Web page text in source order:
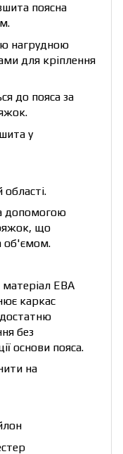
поясна
нагрудною
для кріплення
до пояса за
у
області.
допомогою
що
об'ємом.
матеріал ЕВА
каркас
без
основи пояса.
на